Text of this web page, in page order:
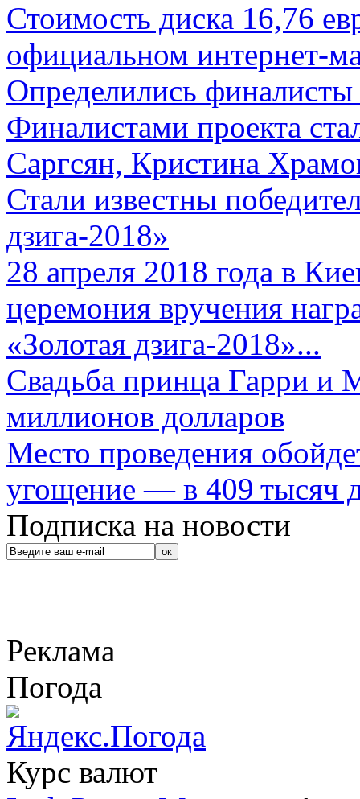
Стоимость диска 16,76
официальном интернет-
Определились
Финалистами проекта
Саргсян, Кристина
Стали известны
дзига-2018»
28 апреля 2018 года в
церемония вручения
«Золотая дзига-2018»...
Свадьба принца Гарри и
миллионов долларов
Место проведения
угощение — в 409 тысяч
Подписка на новости
Реклама
Погода
Курс валют